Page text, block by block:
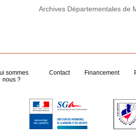
Archives Départementales de
sommes
nous ?
Contact Financement